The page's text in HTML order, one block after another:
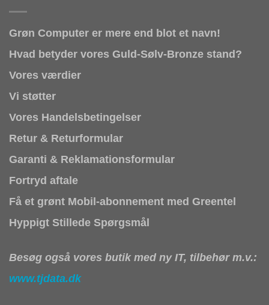
Grøn Computer er mere end blot et navn!
Hvad betyder vores Guld-Sølv-Bronze stand?
Vores værdier
Vi støtter
Vores Handelsbetingelser
Retur & Returformular
Garanti & Reklamationsformular
Fortryd aftale
Få et grønt Mobil-abonnement med Greentel
Hyppigt Stillede Spørgsmål
Besøg også vores butik med ny IT, tilbehør m.v.:
www.tjdata.dk